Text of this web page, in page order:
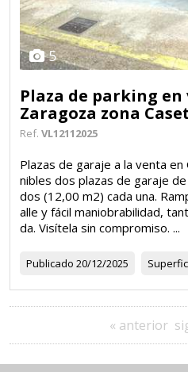
5
Plaza de parking en
Zaragoza zona
Ref. VL12112025
Plazas de garaje a la venta
nibles dos plazas de garaje
dos (12,00 m2) cada una.
alle y fácil maniobrabilidad,
da. Visítela sin compromiso. ...
Publicado 20/12/2025
« anterior